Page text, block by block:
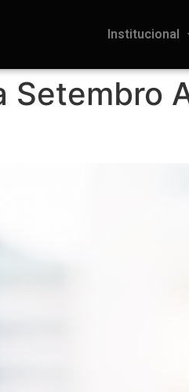
Institucional
Setembro